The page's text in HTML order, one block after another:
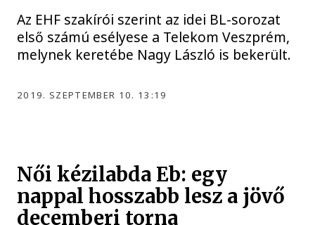
Az EHF szakírói szerint az idei BL-sorozat
első számú esélyese a Telekom Veszprém,
melynek keretébe Nagy László is bekerült.
2019. SZEPTEMBER 10. 13:19
Női kézilabda Eb: egy
nappal hosszabb lesz a jövő
decemberi torna